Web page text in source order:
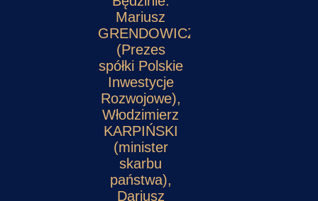
Mariusz
GRENDOWICZ
(Prezes
spółki Polskie
Inwestycje
Rozwojowe),
Włodzimierz
KARPIŃSKI
(minister
skarbu
państwa),
Dariusz